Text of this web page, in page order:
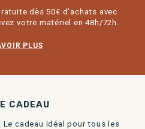
dès 50€ d'achats avec
votre matériel en 48h/72h.
PLUS
CADEAU
cadeau idéal pour tous les